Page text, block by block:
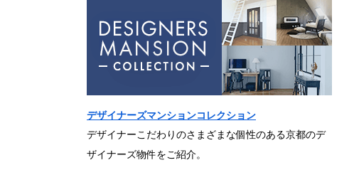
デザイナーズマンションコレクション
デザイナーこだわりのさまざまな個性のある京都のデ
ザイナーズ物件をご紹介。